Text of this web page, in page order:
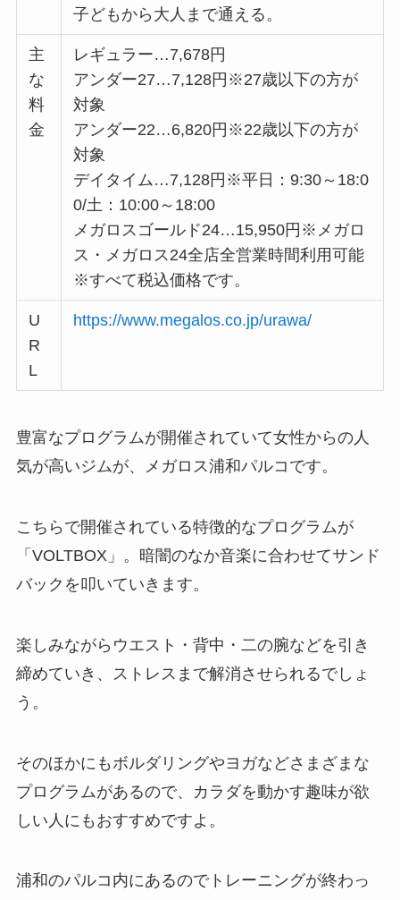
子どもから大人まで通える。
主
な
料
金
レギュラー…7,678円
アンダー27…7,128円※27歳以下の方が
対象
アンダー22…6,820円※22歳以下の方が
対象
デイタイム…7,128円※平日：9:30～18:0
0/土：10:00～18:00
メガロスゴールド24…15,950円※メガロ
ス・メガロス24全店全営業時間利用可能
※すべて税込価格です。
U
R
L
https://www.megalos.co.jp/urawa/
豊富なプログラムが開催されていて女性からの人
気が高いジムが、メガロス浦和パルコです。
こちらで開催されている特徴的なプログラムが
「VOLTBOX」。暗闇のなか音楽に合わせてサンド
バックを叩いていきます。
楽しみながらウエスト・背中・二の腕などを引き
締めていき、ストレスまで解消させられるでしょ
う。
そのほかにもボルダリングやヨガなどさまざまな
プログラムがあるので、カラダを動かす趣味が欲
しい人にもおすすめですよ。
浦和のパルコ内にあるのでトレーニングが終わっ